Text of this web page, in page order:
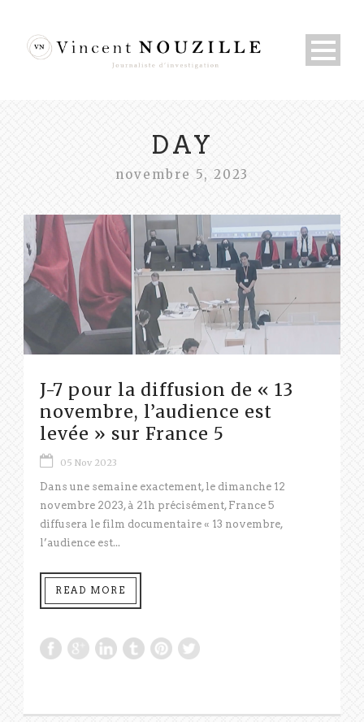
DAY
novembre 5, 2023
J-7 pour la diffusion de « 13
novembre, l’audience est
levée » sur France 5
05 Nov 2023
Dans une semaine exactement, le dimanche 12
novembre 2023, à 21h précisément, France 5
diffusera le film documentaire « 13 novembre,
l’audience est...
READ MORE